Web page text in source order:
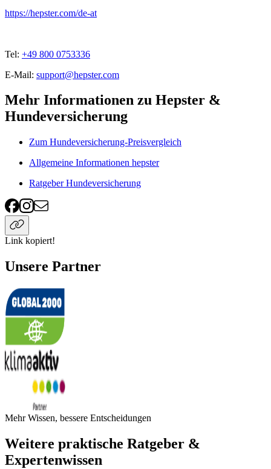
https://hepster.com/de-at
Tel: +49 800 0753336
E-Mail: support@hepster.com
Mehr Informationen zu Hepster &
Hundeversicherung
Zum Hundeversicherung-Preisvergleich
Allgemeine Informationen hepster
Ratgeber Hundeversicherung
Link kopiert!
Unsere Partner
Mehr Wissen, bessere Entscheidungen
Weitere praktische Ratgeber &
Expertenwissen